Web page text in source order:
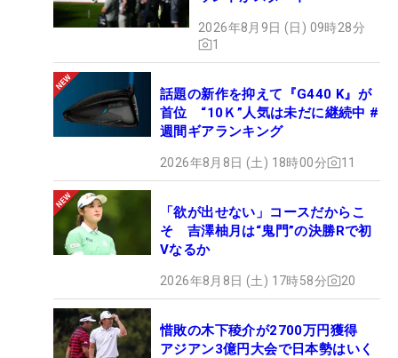
2026年8月9日 (日) 09時28分
1
話題の新作を抑えて『G440 K』が
首位 “10Ｋ”人気は未だに継続中 #
週間ギアランキング
2026年8月8日 (土) 18時00分 11
「欲が出せない」コースだからこ
そ 吉澤柚月は“鬼門”の決勝Rで初
Vなるか
2026年8月8日 (土) 17時58分 20
惜敗の木下稜介が2700万円獲得
アジアン3億円大会で日本勢はいく